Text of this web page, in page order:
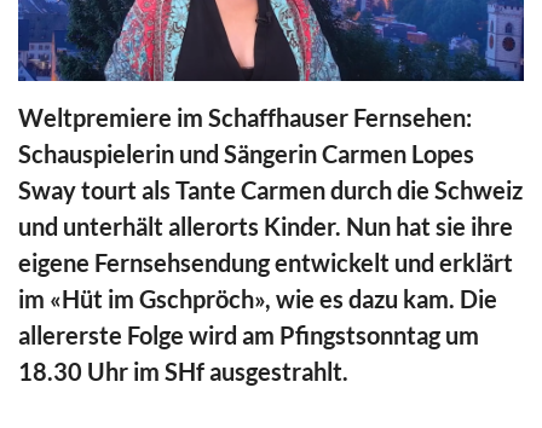
seconds
of
14
minutes,
56
seconds
Weltpremiere im Schaffhauser Fernsehen:
Schauspielerin und Sängerin Carmen Lopes
Sway tourt als Tante Carmen durch die Schweiz
und unterhält allerorts Kinder. Nun hat sie ihre
eigene Fernsehsendung entwickelt und erklärt
im «Hüt im Gschpröch», wie es dazu kam. Die
allererste Folge wird am Pfingstsonntag um
18.30 Uhr im SHf ausgestrahlt.